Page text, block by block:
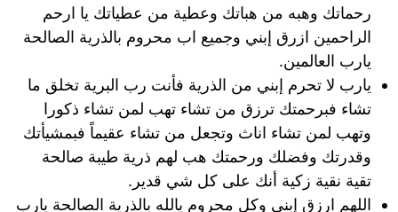
رحماتك وهبه من هباتك وعطية من عطياتك يا ارحم
الراحمين ازرق إبني وجميع اب محروم بالذرية الصالحة
يارب العالمين.
يارب لا تحرم إبني من الذرية فأنت رب البرية تخلق ما
تشاء فبرحمتك ترزق من تشاء تهب لمن تشاء ذكورا
وتهب لمن تشاء اناث وتجعل من تشاء عقيماً فبمشيأتك
وقدرتك وفضلك ورحمتك هب لهم ذرية طيبة صالحة
تقية نقية زكية أنك على كل شي قدير.
اللهم ارزق إبني وكل محروم يالله بالذرية الصالحة يارب